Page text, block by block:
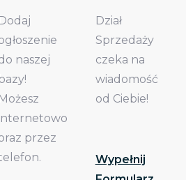
Dodaj
naszej
bazy!
Możesz
przez
Dział
Sprzedaży
czeka na
wiadomość
od Ciebie!
Wypełnij